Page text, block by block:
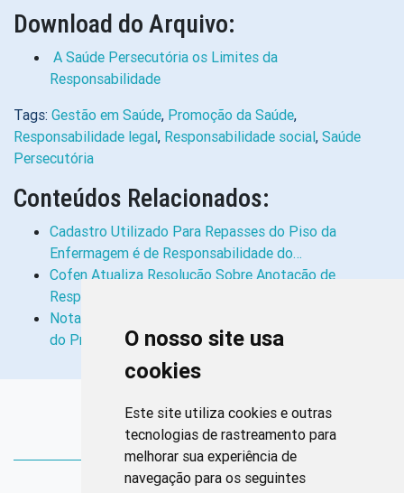
O nosso site usa
cookies
Este site utiliza cookies e outras
tecnologias de rastreamento para
melhorar sua experiência de
navegação para os seguintes
Download do Arquivo:
A Saúde Persecutória os Limites da
Responsabilidade
Tags: Gestão em Saúde, Promoção da Saúde,
Responsabilidade legal, Responsabilidade social, Saúde
Persecutória
Conteúdos Relacionados:
Cadastro Utilizado Para Repasses do Piso da
Enfermagem é de Responsabilidade do…
Cofen Atualiza Resolução Sobre Anotação de
Responsabilidade Técnica
Nota Técnica Esclarece os Limites Legais da Atuação
do Profissional de Enfermagem…
Links Rápidos
Bibliotecas Corens
Bases da Saúde